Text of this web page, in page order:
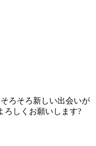
ろそろ新しい出会いが
ろしくお願いします?